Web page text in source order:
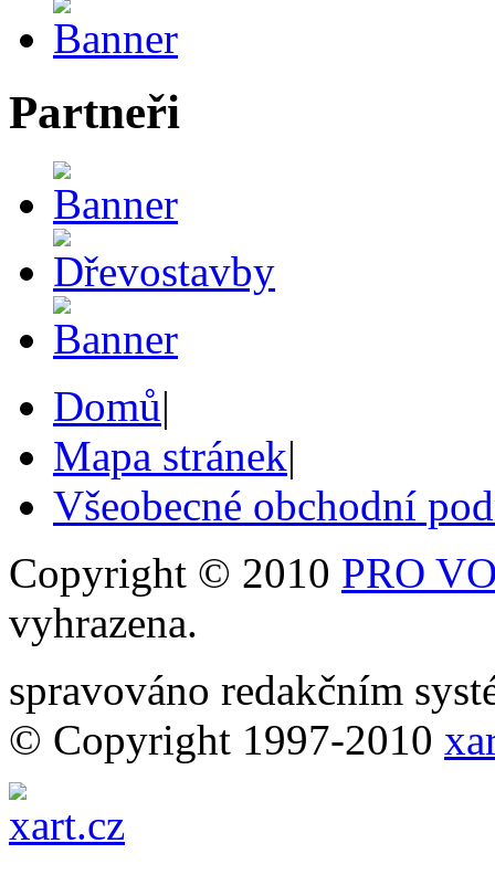
Partneři
Domů|
Mapa stránek|
Všeobecné obchodní
Copyright © 2010 PRO
vyhrazena.
spravováno redakčním
© Copyright 1997-2010